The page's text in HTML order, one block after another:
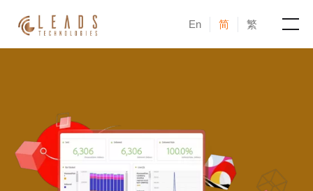
En 简 繁
成功案例
新闻与活动